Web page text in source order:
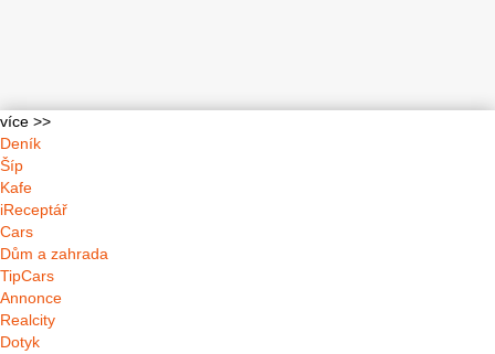
více >>
Deník
Šíp
Kafe
iReceptář
Cars
Dům a zahrada
TipCars
Annonce
Realcity
Dotyk